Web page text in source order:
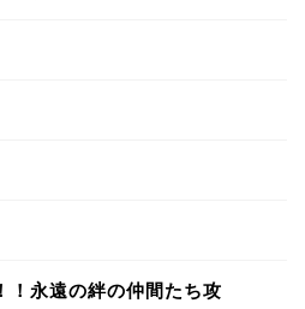
！永遠の絆の仲間たち攻